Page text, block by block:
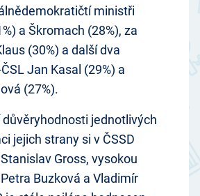
ministři
a Škromach (28%), za
(30%) a další dva
Jan Kasal (29%) a
(27%).
důvěryhodnosti jednotlivých
jejich strany si v ČSSD
Gross, vysokou
Buzková a Vladimír